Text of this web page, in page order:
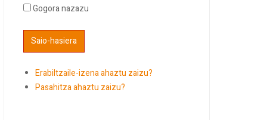
Gogora nazazu
Erabiltzaile-izena ahaztu zaizu?
Pasahitza ahaztu zaizu?